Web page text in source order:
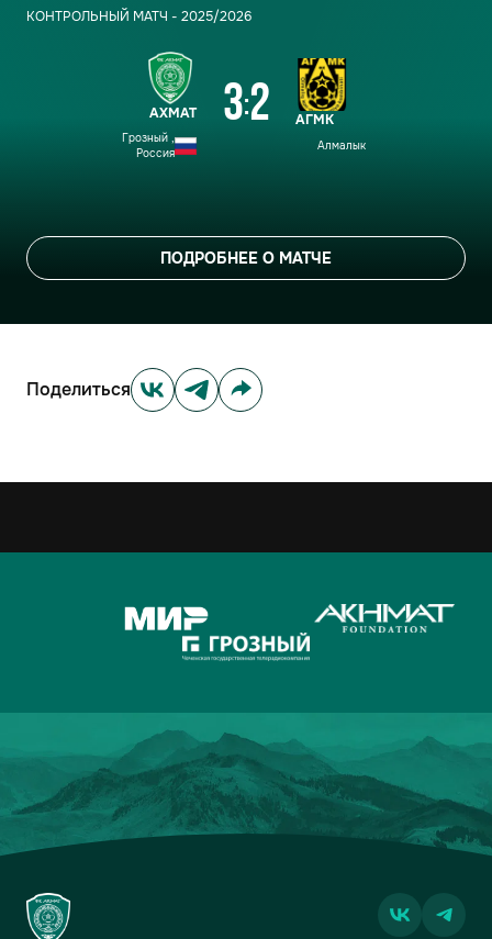
КОНТРОЛЬНЫЙ МАТЧ - 2025/2026
АХМАТ
Грозный ,
Россия
3:2 АГМК
Алмалык
ПОДРОБНЕЕ О МАТЧЕ
Поделиться